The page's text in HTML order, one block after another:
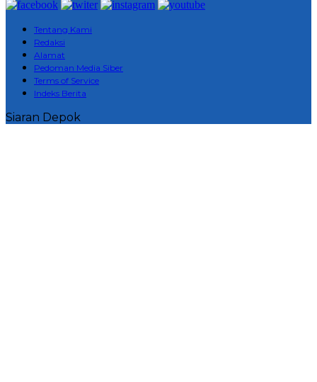
Tentang Kami
Redaksi
Alamat
Pedoman Media Siber
Terms of Service
Indeks Berita
Siaran Depok